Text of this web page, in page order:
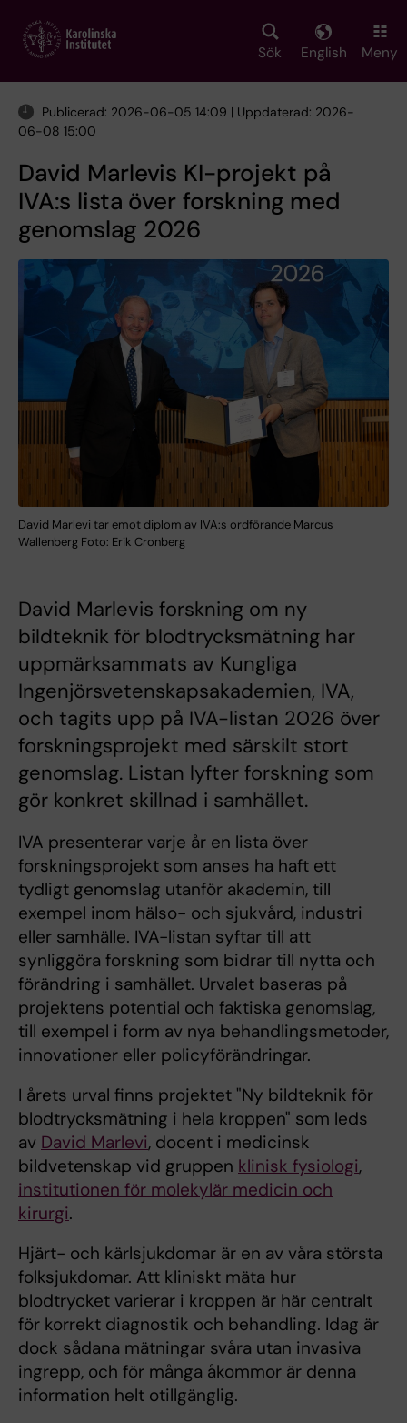
main
Sök English Meny
Publicerad: 2026-06-05 14:09 | Uppdaterad: 2026-
06-08 15:00
David Marlevis KI-projekt på
IVA:s lista över forskning med
genomslag 2026
David Marlevi tar emot diplom av IVA:s ordförande Marcus
Wallenberg Foto: Erik Cronberg
David Marlevis forskning om ny
bildteknik för blodtrycksmätning har
uppmärksammats av Kungliga
Ingenjörsvetenskapsakademien, IVA,
och tagits upp på IVA-listan 2026 över
forskningsprojekt med särskilt stort
genomslag. Listan lyfter forskning som
gör konkret skillnad i samhället.
IVA presenterar varje år en lista över
forskningsprojekt som anses ha haft ett
tydligt genomslag utanför akademin, till
exempel inom hälso- och sjukvård, industri
eller samhälle. IVA-listan syftar till att
synliggöra forskning som bidrar till nytta och
förändring i samhället. Urvalet baseras på
projektens potential och faktiska genomslag,
till exempel i form av nya behandlingsmetoder,
innovationer eller policyförändringar.
I årets urval finns projektet "Ny bildteknik för
blodtrycksmätning i hela kroppen" som leds
av David Marlevi, docent i medicinsk
bildvetenskap vid gruppen klinisk fysiologi,
institutionen för molekylär medicin och
kirurgi.
Hjärt- och kärlsjukdomar är en av våra största
folksjukdomar. Att kliniskt mäta hur
blodtrycket varierar i kroppen är här centralt
för korrekt diagnostik och behandling. Idag är
dock sådana mätningar svåra utan invasiva
ingrepp, och för många åkommor är denna
information helt otillgänglig.